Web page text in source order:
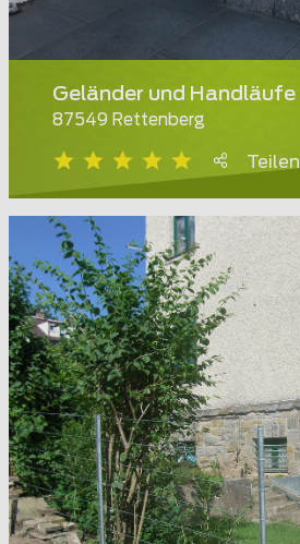
Geländer und Handläufe
87549 Rettenberg
Teilen